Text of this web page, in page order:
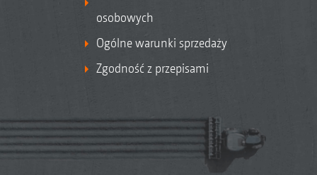
osobowych
Ogólne warunki sprzedaży
Zgodność z przepisami